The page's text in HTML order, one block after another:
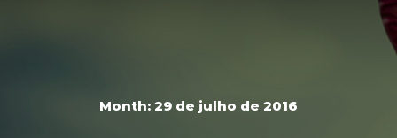
Month: 29 de julho de 2016